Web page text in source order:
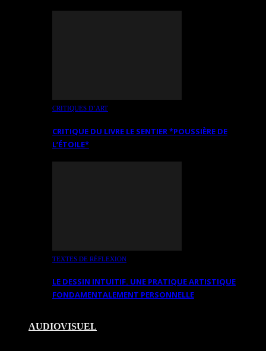
CRITIQUES D’ART
CRITIQUE DU LIVRE LE SENTIER *POUSSIÈRE DE
L’ÉTOILE*
TEXTES DE RÉFLEXION
LE DESSIN INTUITIF. UNE PRATIQUE ARTISTIQUE
FONDAMENTALEMENT PERSONNELLE
AUDIOVISUEL